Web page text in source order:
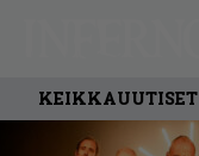
KEIKKAUUTISET